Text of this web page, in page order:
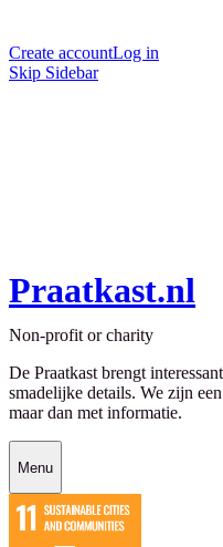
Create accountLog in
Skip Sidebar
Praatkast.nl
Non-profit or charity
De Praatkast brengt
smadelijke details. We zijn
maar dan met informatie.
Menu